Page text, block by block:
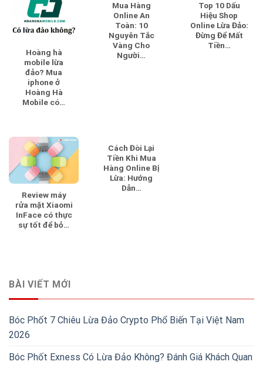
Hoàng hà
mobile lừa
đảo? Mua
iphone ở
Hoàng Hà
Mobile có…
Mua Hàng
Online An
Toàn: 10
Nguyên Tắc
Vàng Cho
Người…
Top 10 Dấu
Hiệu Shop
Online Lừa Đảo:
Đừng Để Mất
Tiền…
Review máy
rửa mặt Xiaomi
InFace có thực
sự tốt để bỏ…
Cách Đòi Lại
Tiền Khi Mua
Hàng Online Bị
Lừa: Hướng
Dẫn…
BÀI VIẾT MỚI
Bóc Phốt 7 Chiêu Lừa Đảo Crypto Phổ Biến Tại Việt Nam
2026
Bóc Phốt Exness Có Lừa Đảo Không? Đánh Giá Khách Quan